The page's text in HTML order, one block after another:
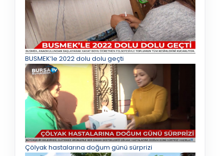
BUSMEK’le 2022 dolu dolu geçti
Çölyak hastalarına doğum günü sürprizi